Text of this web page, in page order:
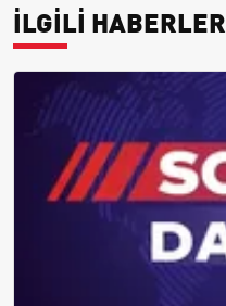
İLGİLİ HABERLER